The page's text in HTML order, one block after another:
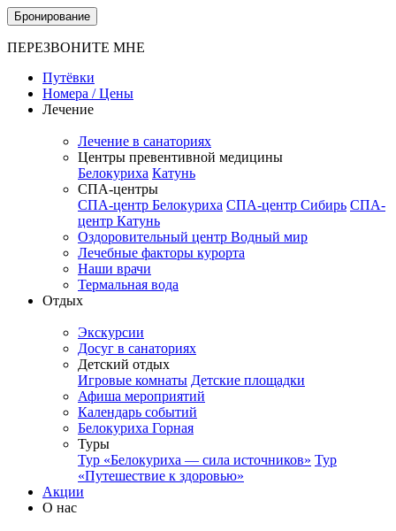
Бронирование
ПЕРЕЗВОНИТЕ МНЕ
Путёвки
Номера / Цены
Лечение
Лечение в санаториях
Центры превентивной медицины
Белокуриха Катунь
СПА-центры
СПА-центр Белокуриха СПА-центр Сибирь СПА-
центр Катунь
Оздоровительный центр Водный мир
Лечебные факторы курорта
Наши врачи
Термальная вода
Отдых
Экскурсии
Досуг в санаториях
Детский отдых
Игровые комнаты Детские площадки
Афиша мероприятий
Календарь событий
Белокуриха Горная
Туры
Тур «Белокуриха — сила источников» Тур
«Путешествие к здоровью»
Акции
О нас